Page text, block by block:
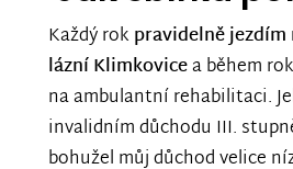
Každý rok pravidelně
lázní Klimkovicea během
na ambulantní rehabilitaci.
invalidním důchodu III.
bohužel můj důchod velice